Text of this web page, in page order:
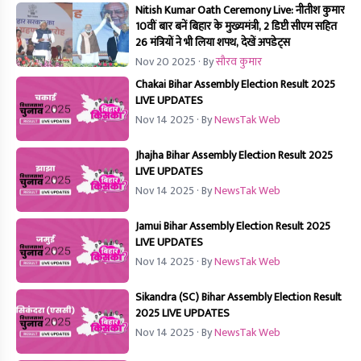
Nitish Kumar Oath Ceremony Live: नीतीश कुमार
10वीं बार बनें बिहार के मुख्यमंत्री, 2 डिप्टी सीएम सहित
26 मंत्रियों ने भी लिया शपथ, देखें अपडेट्स
Nov 20 2025 · Byसौरव कुमार
Chakai Bihar Assembly Election Result 2025
LIVE UPDATES
Nov 14 2025 · ByNewsTak Web
Jhajha Bihar Assembly Election Result 2025
LIVE UPDATES
Nov 14 2025 · ByNewsTak Web
Jamui Bihar Assembly Election Result 2025
LIVE UPDATES
Nov 14 2025 · ByNewsTak Web
Sikandra (SC) Bihar Assembly Election Result
2025 LIVE UPDATES
Nov 14 2025 · ByNewsTak Web